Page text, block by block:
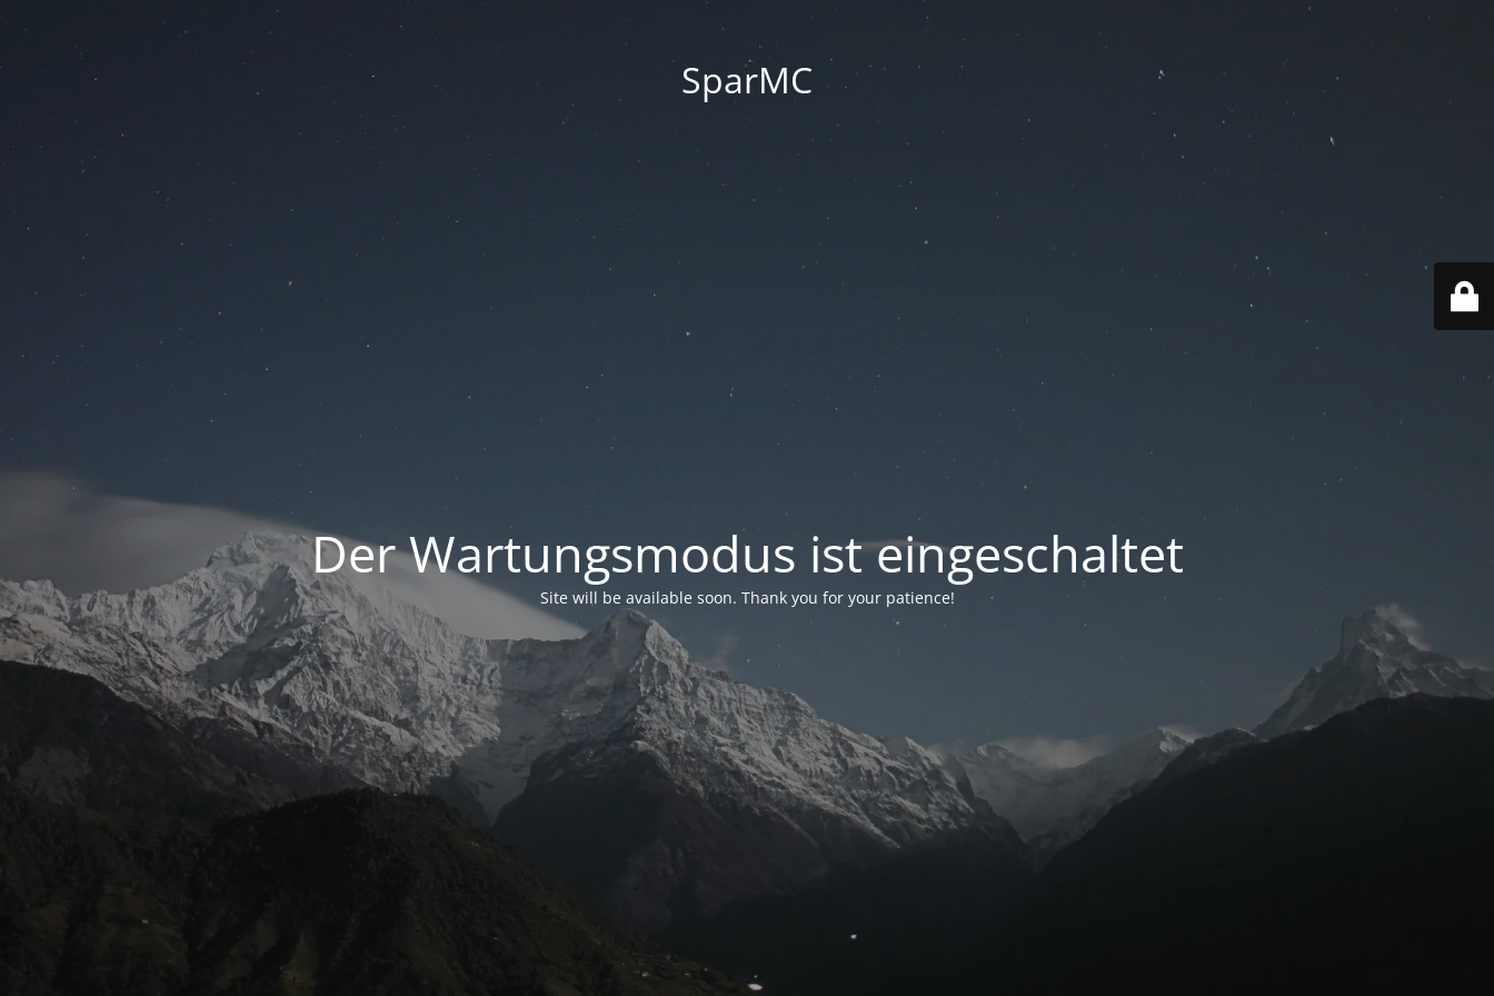
SparMC
Der Wartungsmodus ist eingeschaltet
Site will be available soon. Thank you for your patience!